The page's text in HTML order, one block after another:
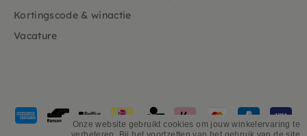
Onze website gebruikt cookies om jouw winkelervaring te
Kortingscode & winactie
Vacature
Geaccepteerde
betaalmethoden